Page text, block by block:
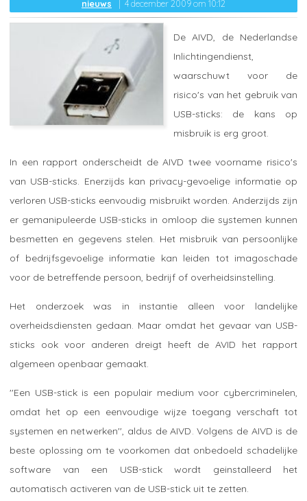
nieuws 4 december 2009 om 10:12
De AIVD, de Nederlandse
Inlichtingendienst,
waarschuwt voor de
risico's van het gebruik van
USB-sticks: de kans op
misbruik is erg groot.
In een rapport onderscheidt de AIVD twee voorname risico's
van USB-sticks. Enerzijds kan privacy-gevoelige informatie op
verloren USB-sticks eenvoudig misbruikt worden. Anderzijds zijn
er gemanipuleerde USB-sticks in omloop die systemen kunnen
besmetten en gegevens stelen. Het misbruik van persoonlijke
of bedrijfsgevoelige informatie kan leiden tot imagoschade
voor de betreffende persoon, bedrijf of overheidsinstelling.
Het onderzoek was in instantie alleen voor landelijke
overheidsdiensten gedaan. Maar omdat het gevaar van USB-
sticks ook voor anderen dreigt heeft de AVID het rapport
algemeen openbaar gemaakt.
''Een USB-stick is een populair medium voor cybercriminelen,
omdat het op een eenvoudige wijze toegang verschaft tot
systemen en netwerken'', aldus de AIVD. Volgens de AIVD is de
beste oplossing om te voorkomen dat onbedoeld schadelijke
software van een USB-stick wordt geinstalleerd het
automatisch activeren van de USB-stick uit te zetten.